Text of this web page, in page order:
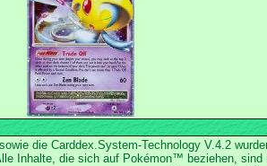
die Carddex.System-Technology V.4.2
Inhalte, die sich auf Pokémon™ beziehen, sind